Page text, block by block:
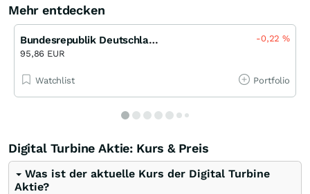
Mehr entdecken
Bundesrepublik Deutschland Staatsanleihe 2,50 % bis 02/35
95,86 EUR
-0,22%
Watchlist Portfolio
Digital Turbine Aktie: Kurs & Preis
Was ist der aktuelle Kurs der Digital Turbine
Aktie?